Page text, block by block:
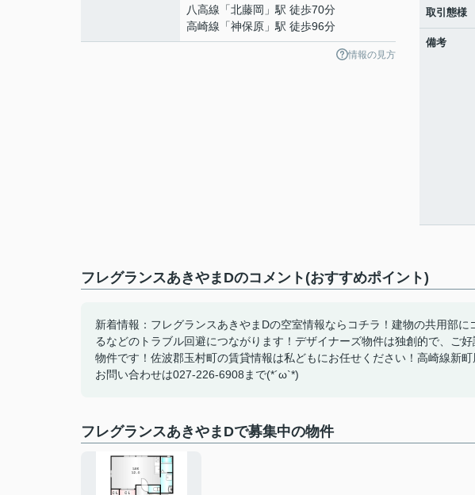
八高線 「北藤岡 」駅 徒歩70分
高崎線 「神保原 」駅 徒歩96分
情報の見方
取引態様
備考
フレグランスあきやまDのコメント(おすすめポイント)
新着情報：フレグランスあきやまDの空室情報ならコチラ！建物の共用部
るなどのトラブル回避につながります！デザイナーズ物件は独創的で、ご
物件です！佐波郡玉村町の賃貸情報は私どもにお任せください！高崎線新
お問い合わせは027-226-6908まで(*´ω`*)
フレグランスあきやまDで募集中の物件